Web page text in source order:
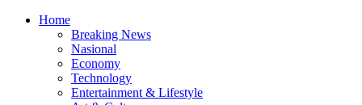
Home
Breaking News
Nasional
Economy
Technology
Entertainment & Lifestyle